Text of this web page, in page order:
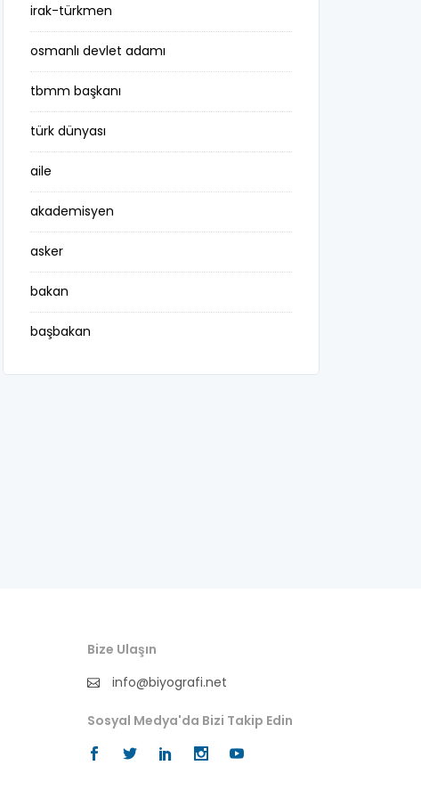
irak-türkmen
osmanlı devlet adamı
tbmm başkanı
türk dünyası
aile
akademisyen
asker
bakan
başbakan
belediye başkanı
din adamıBize Ulaşın
info@biyografi.net
Sosyal Medya'da Bizi Takip Edin